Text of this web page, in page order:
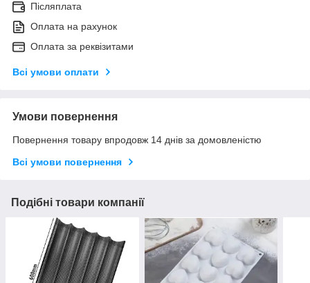
Післяплата
Оплата на рахунок
Оплата за реквізитами
Всі умови оплати
Умови повернення
Повернення товару впродовж 14 днів за домовленістю
Всі умови повернення
Подібні товари компанії